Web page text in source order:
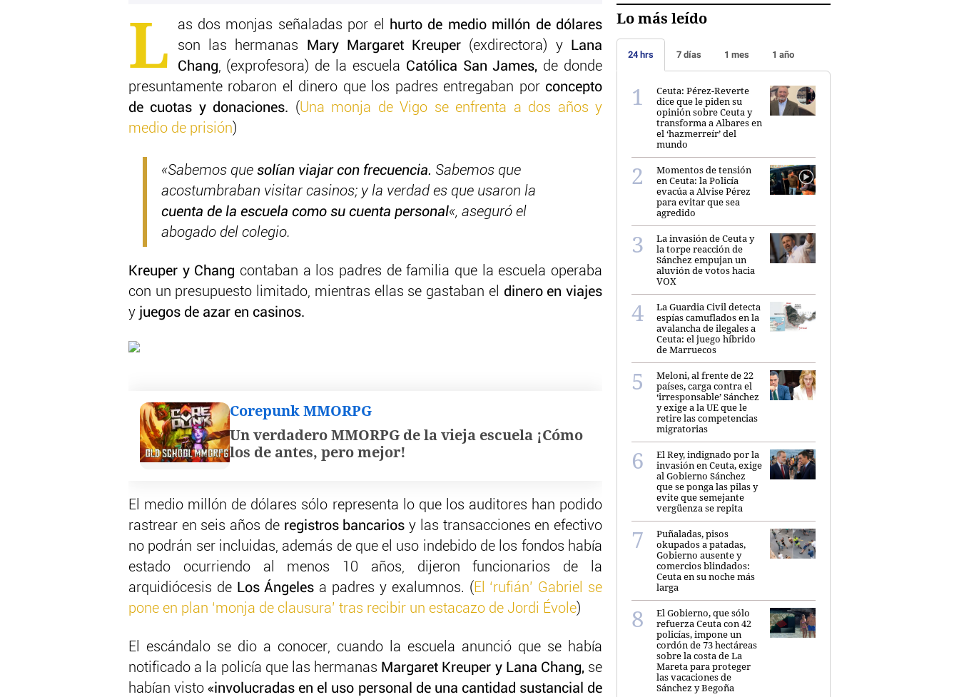
L as dos monjas señaladas por el
hurto de medio millón de dólares
son las hermanas
Mary Margaret Kreuper (exdirectora) y
Lana
Chang, (exprofesora) de la escuela Católica San James, de donde
presuntamente robaron el dinero que los padres entregaban por concepto
de cuotas y donaciones. (Una monja de Vigo se enfrenta a dos años y
medio de prisión)
«Sabemos que solían viajar con frecuencia. Sabemos que
acostumbraban visitar casinos; y la verdad es que usaron la
cuenta de la escuela como su cuenta personal«, aseguró el
abogado del colegio.
Kreuper y Chang contaban a los padres de familia que la escuela operaba
con un presupuesto limitado, mientras ellas se gastaban el dinero en viajes
y juegos de azar en casinos.
Corepunk MMORPG
Un verdadero MMORPG de la vieja escuela ¡Cómo
los de antes, pero mejor!
El medio millón de dólares sólo representa lo que los auditores han podido
rastrear en seis años de registros bancariosy las transacciones en efectivo
no podrán ser incluidas, además de que el uso indebido de los fondos había
estado ocurriendo al menos 10 años, dijeron funcionarios de la
arquidiócesis de Los Ángeles a padres y exalumnos. ( El ‘rufián’ Gabriel se
pone en plan ‘monja de clausura’ tras recibir un estacazo de Jordi Évole)
El escándalo se dio a conocer, cuando la escuela anunció que se había
notificado a la policía que las hermanas Margaret Kreuper y Lana Chang, se
habían visto«involucradas en el uso personal de una cantidad sustancial de
Lo más leído
24 hrs 7 días 1 mes 1 año
Ceuta: Pérez-Reverte
dice que le piden su
opinión sobre Ceuta y
transforma a Albares en
el ‘hazmerreír’ del
mundo
Momentos de tensión
en Ceuta: la Policía
evacúa a Alvise Pérez
para evitar que sea
agredido
La invasión de Ceuta y
la torpe reacción de
Sánchez empujan un
aluvión de votos hacia
VOX
La Guardia Civil detecta
espías camuflados en la
avalancha de ilegales a
Ceuta: el juego híbrido
de Marruecos
Meloni, al frente de 22
países, carga contra el
‘irresponsable’ Sánchez
y exige a la UE que le
retire las competencias
migratorias
El Rey, indignado por la
invasión en Ceuta, exige
al Gobierno Sánchez
que se ponga las pilas y
evite que semejante
vergüenza se repita
Puñaladas, pisos
okupados a patadas,
Gobierno ausente y
comercios blindados:
Ceuta en su noche más
larga
El Gobierno, que sólo
refuerza Ceuta con 42
policías, impone un
cordón de 73 hectáreas
sobre la costa de La
Mareta para proteger
las vacaciones de
Sánchez y Begoña